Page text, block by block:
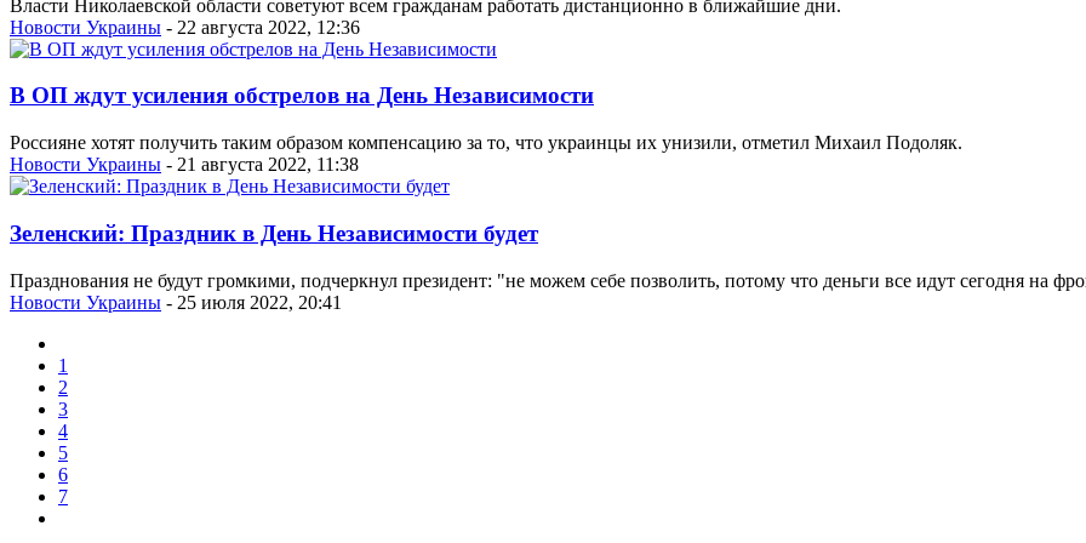
Власти Николаевской области советуют всем гражданам работать дистанционно в ближайшие дни.
Новости Украины - 22 августа 2022, 12:36
В ОП ждут усиления обстрелов на День Независимости
Россияне хотят получить таким образом компенсацию за то, что украинцы их унизили, отметил Михаил Подоляк.
Новости Украины - 21 августа 2022, 11:38
Зеленский: Праздник в День Независимости будет
Празднования не будут громкими, подчеркнул президент: "не можем себе позволить, потому что деньги все идут сегодня на
Новости Украины - 25 июля 2022, 20:41
1
2
3
4
5
6
7